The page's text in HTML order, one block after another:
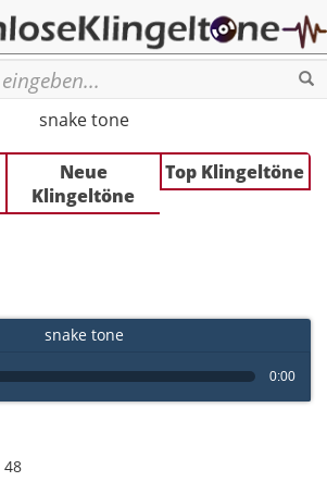
snake tone
Neue
Klingeltöne
Top Klingeltöne
snake tone
0:00
48